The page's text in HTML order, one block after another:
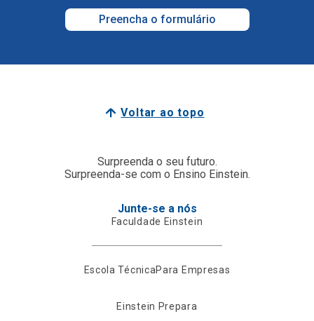
Preencha o formulário
Voltar ao topo
Surpreenda o seu futuro.
Surpreenda-se com o Ensino Einstein.
Junte-se a nós
Faculdade Einstein
Escola TécnicaPara Empresas
Einstein Prepara